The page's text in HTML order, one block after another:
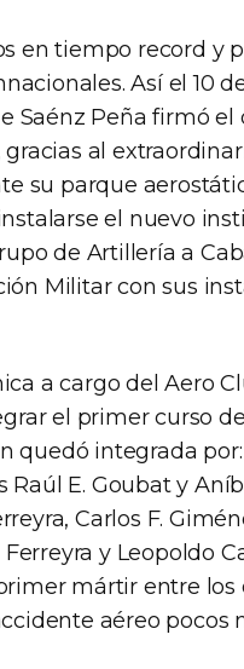
en tiempo record y
Así el 10 de
Saénz Peña firmó el
al
su parque
el nuevo
de Artillería a
Militar con sus
a cargo del Aero
el primer curso
quedó integrada
Raúl E. Goubat y
Carlos F.
y Leopoldo
mártir entre los
aéreo pocos